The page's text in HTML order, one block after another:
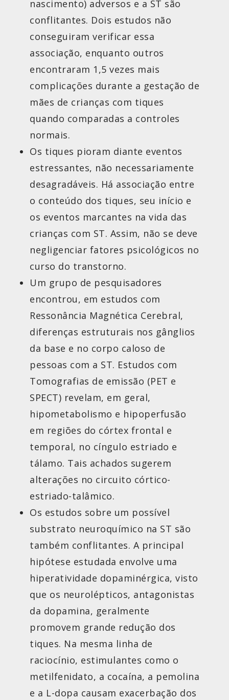
nascimento) adversos e a ST são
conflitantes. Dois estudos não
conseguiram verificar essa
associação, enquanto outros
encontraram 1,5 vezes mais
complicações durante a gestação de
mães de crianças com tiques
quando comparadas a controles
normais.
Os tiques pioram diante eventos
estressantes, não necessariamente
desagradáveis. Há associação entre
o conteúdo dos tiques, seu início e
os eventos marcantes na vida das
crianças com ST. Assim, não se deve
negligenciar fatores psicológicos no
curso do transtorno.
Um grupo de pesquisadores
encontrou, em estudos com
Ressonância Magnética Cerebral,
diferenças estruturais nos gânglios
da base e no corpo caloso de
pessoas com a ST. Estudos com
Tomografias de emissão (PET e
SPECT) revelam, em geral,
hipometabolismo e hipoperfusão
em regiões do córtex frontal e
temporal, no cíngulo estriado e
tálamo. Tais achados sugerem
alterações no circuito córtico-
estriado-talâmico.
Os estudos sobre um possível
substrato neuroquímico na ST são
também conflitantes. A principal
hipótese estudada envolve uma
hiperatividade dopaminérgica, visto
que os neurolépticos, antagonistas
da dopamina, geralmente
promovem grande redução dos
tiques. Na mesma linha de
raciocínio, estimulantes como o
metilfenidato, a cocaína, a pemolina
e a L-dopa causam exacerbação dos